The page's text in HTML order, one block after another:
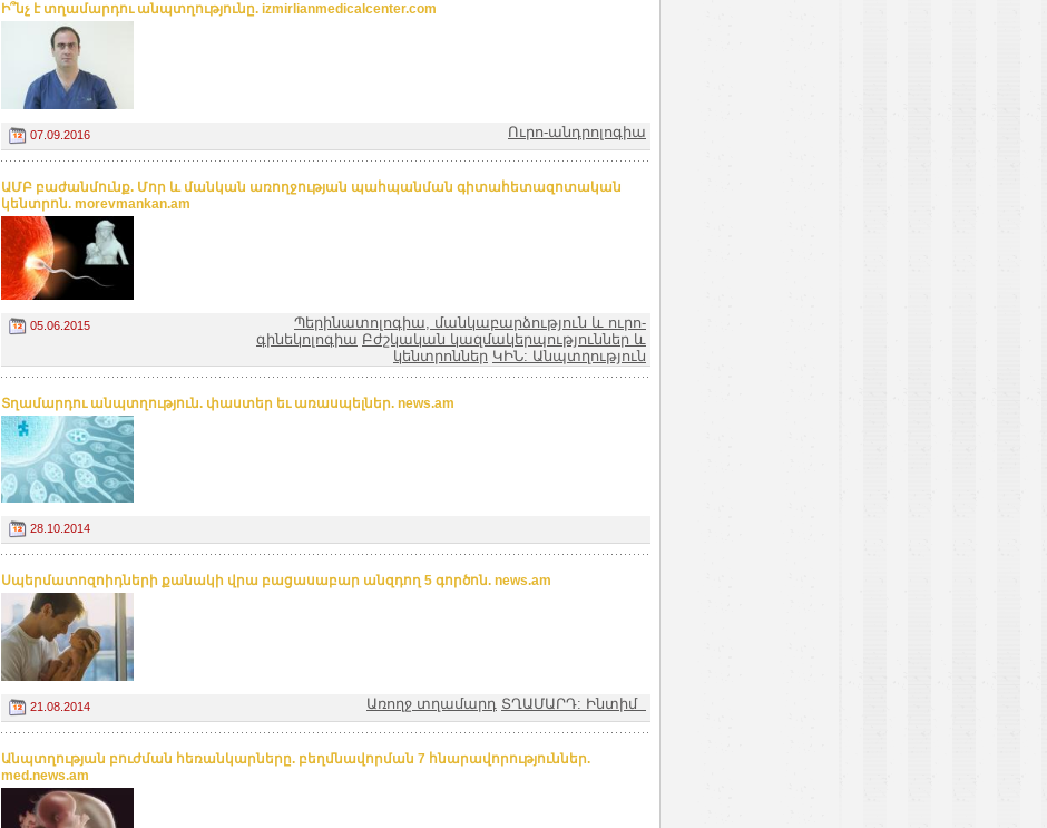
Ի՞նչ է տղամարդու անպտղությունը. izmirlianmedicalcenter.com
07.09.2016 Ուրո-անդրոլոգիա
ԱՄԲ բաժանմունք. Մոր և մանկան առողջության պահպանման գիտահետազոտական
կենտրոն. morevmankan.am
05.06.2015
Պերինատոլոգիա, մանկաբարձություն և ուրո-
գինեկոլոգիա Բժշկական կազմակերպություններ և
կենտրոններ ԿԻՆ: Անպտղություն
Տղամարդու անպտղություն. փաստեր եւ առասպելներ. news.am
28.10.2014
Սպերմատոզոիդների քանակի վրա բացասաբար անզդող 5 գործոն. news.am
21.08.2014 Առողջ տղամարդ ՏՂԱՄԱՐԴ: Ինտիմ
Անպտղության բուժման հեռանկարները. բեղմնավորման 7 հնարավորություններ.
med.news.am